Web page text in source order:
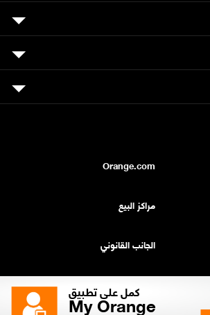
كمل على تطبيق
My Orange
Orange.com
مراكز البيع
الجانب القانوني